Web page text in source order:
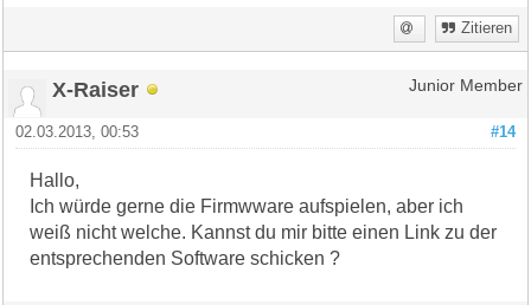
Zitieren
X-Raiser Junior Member
#14
02.03.2013, 00:53
Hallo,
Ich würde gerne die Firmwware aufspielen, aber ich
weiß nicht welche. Kannst du mir bitte einen Link zu der
entsprechenden Software schicken ?